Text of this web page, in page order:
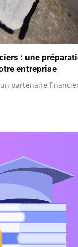
: une
entreprise
partenaire